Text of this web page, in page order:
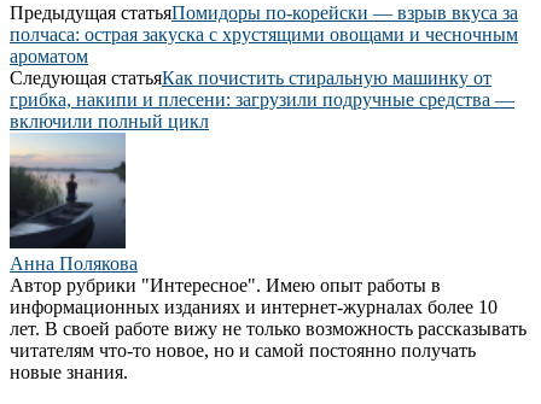
Предыдущая статьяПомидоры по-корейски — взрыв вкуса за
полчаса: острая закуска с хрустящими овощами и чесночным
ароматом
Следующая статьяКак почистить стиральную машинку от
грибка, накипи и плесени: загрузили подручные средства —
включили полный цикл
Анна Полякова
Автор рубрики "Интересное". Имею опыт работы в
информационных изданиях и интернет-журналах более 10
лет. В своей работе вижу не только возможность рассказывать
читателям что-то новое, но и самой постоянно получать
новые знания.